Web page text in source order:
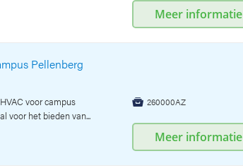
Meer informatie
Pellenberg
voor campus
voor het bieden van...
 260000AZ
Meer informatie